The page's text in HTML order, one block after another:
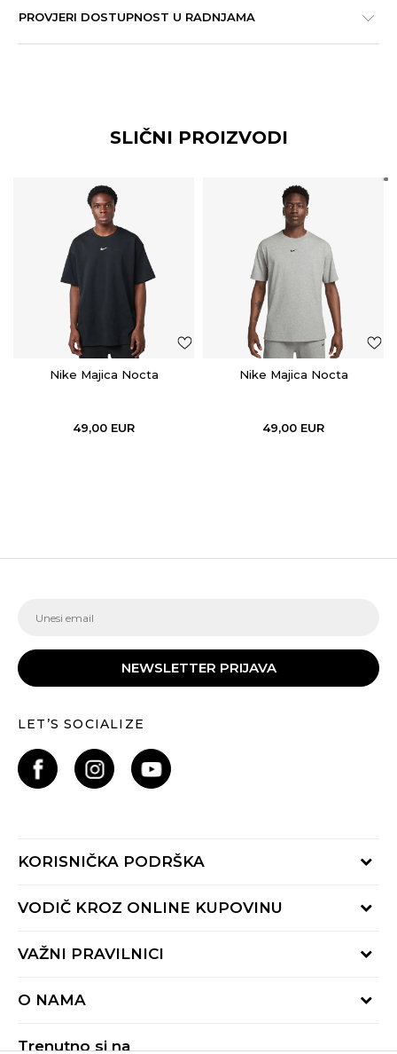
PROVJERI DOSTUPNOST U RADNJAMA
SLIČNI PROIZVODI
Nike Majica Nocta
49,00 EUR
Nike Majica Nocta
49,00 EUR
NEWSLETTER PRIJAVA
LET’S SOCIALIZE
KORISNIČKA PODRŠKA
Provjeri status porudžbine
Radno vrijeme 9-16h
VODIČ KROZ ONLINE KUPOVINU
Načini isporuke
Reklamacije
VAŽNI PRAVILNICI
Pravila Sport&Bonus programa
O NAMA
Trenutno si na